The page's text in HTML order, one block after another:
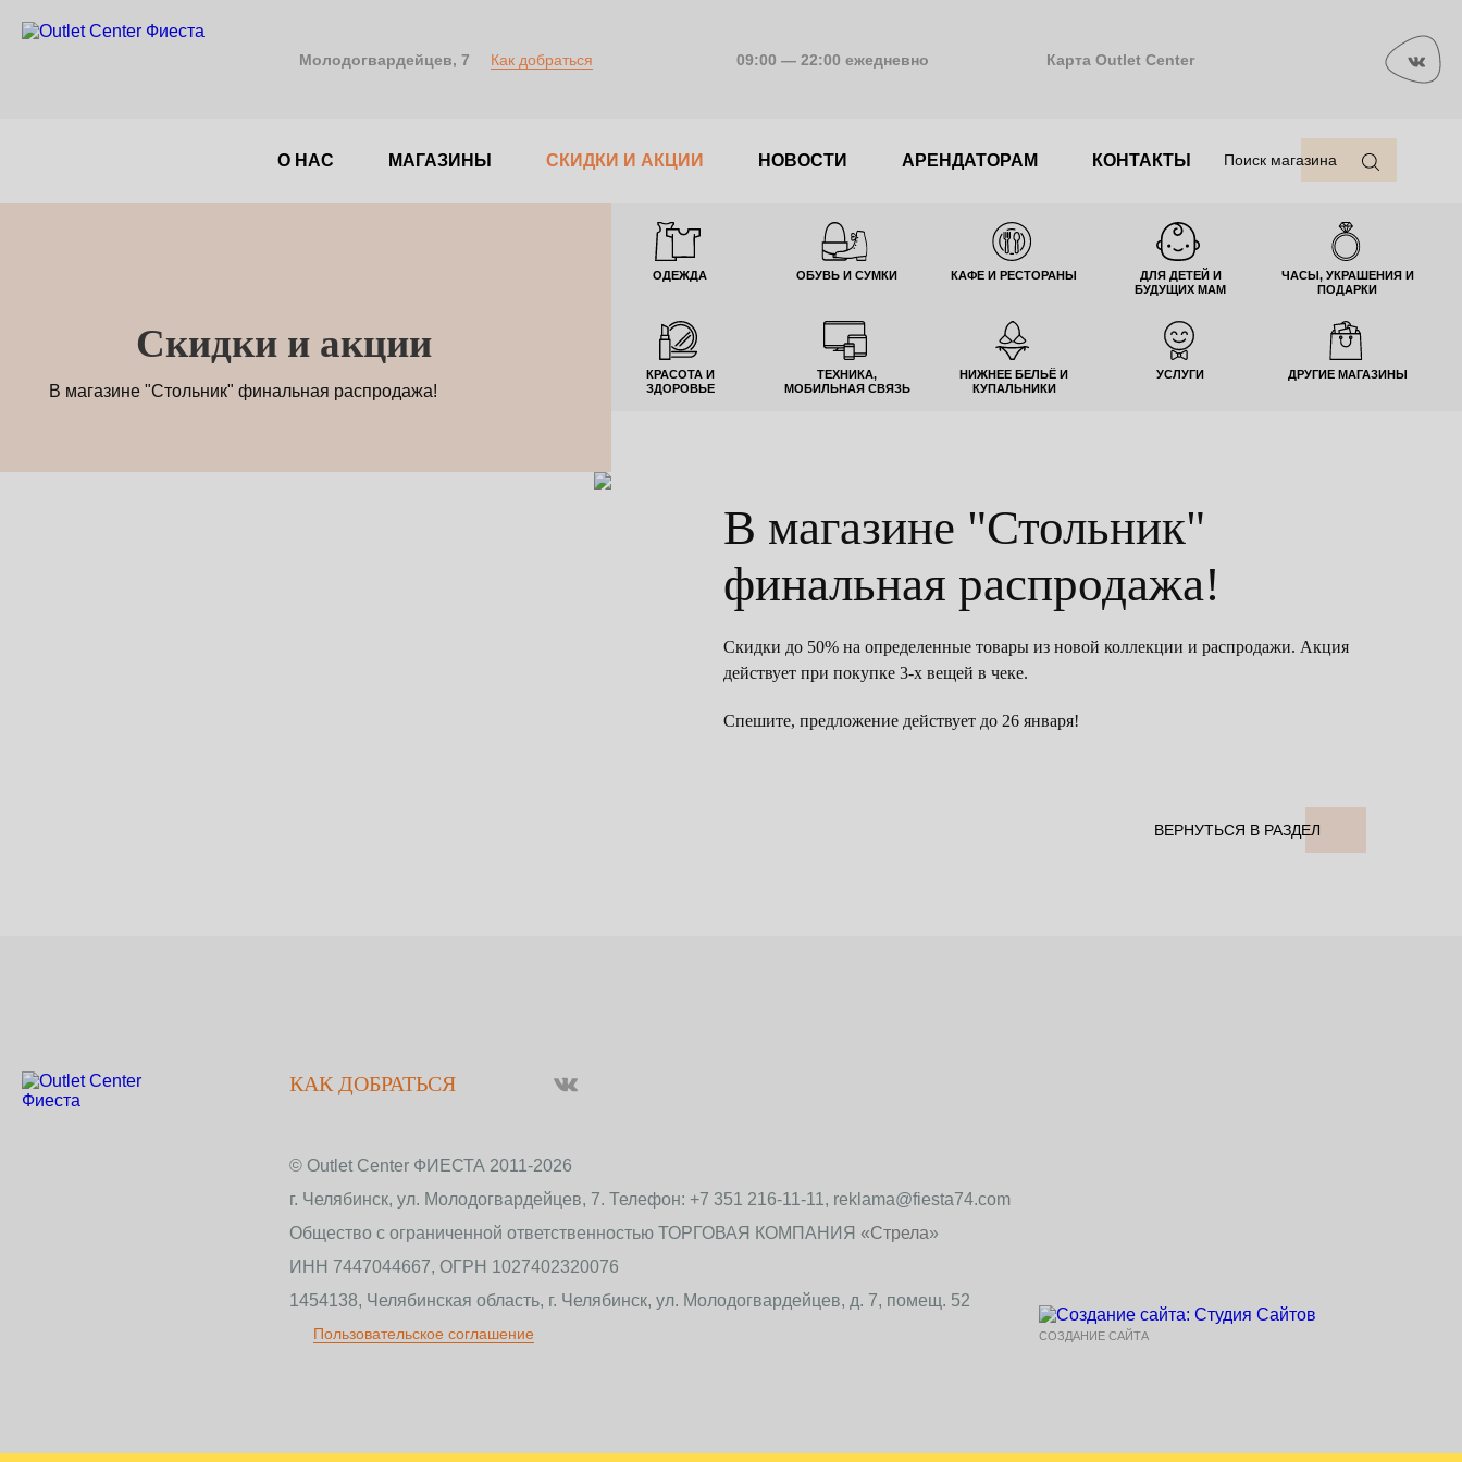
Молодогвардейцев, 7 Как добраться 09:00 — 22:00 ежедневно Карта Outlet Center
О НАС МАГАЗИНЫ CКИДКИ И АКЦИИ НОВОСТИ АРЕНДАТОРАМ КОНТАКТЫ Поиск магазина
Cкидки и акции
В магазине "Стольник" финальная распродажа!
ОДЕЖДА ОБУВЬ И СУМКИ КАФЕ И РЕСТОРАНЫ
ДЛЯ ДЕТЕЙ И
БУДУЩИХ МАМ
ЧАСЫ, УКРАШЕНИЯ И
ПОДАРКИ
КРАСОТА И
ЗДОРОВЬЕ
ТЕХНИКА,
МОБИЛЬНАЯ СВЯЗЬ
НИЖНЕЕ БЕЛЬЁ И
КУПАЛЬНИКИ
УСЛУГИ ДРУГИЕ МАГАЗИНЫ
В магазине "Стольник"
финальная распродажа!
Скидки до 50% на определенные товары из новой коллекции и распродажи. Акция
действует при покупке 3-х вещей в чеке.
Спешите, предложение действует до 26 января!
ВЕРНУТЬСЯ В РАЗДЕЛ
КАК ДОБРАТЬСЯ
© Outlet Center ФИЕСТА 2011-2026
г. Челябинск, ул. Молодогвардейцев, 7. Телефон: +7 351 216-11-11, reklama@fiesta74.com
Общество с ограниченной ответственностью ТОРГОВАЯ КОМПАНИЯ «Стрела»
ИНН 7447044667, ОГРН 1027402320076
1454138, Челябинская область, г. Челябинск, ул. Молодогвардейцев, д. 7, помещ. 52
Пользовательское соглашение СОЗДАНИЕ САЙТА